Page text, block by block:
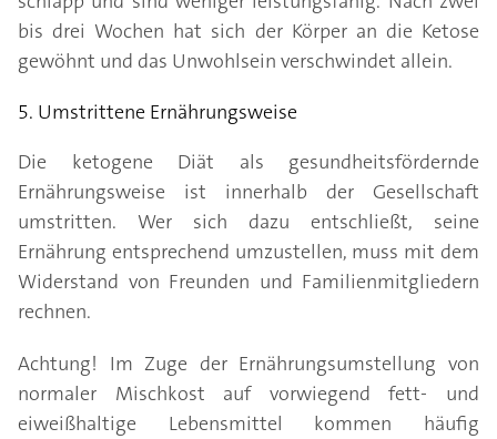
bis drei Wochen hat sich der Körper an die Ketose
gewöhnt und das Unwohlsein verschwindet allein.
5. Umstrittene Ernährungsweise
Die ketogene Diät als gesundheitsfördernde
Ernährungsweise ist innerhalb der Gesellschaft
umstritten. Wer sich dazu entschließt, seine
Ernährung entsprechend umzustellen, muss mit dem
Widerstand von Freunden und Familienmitgliedern
rechnen.
Achtung! Im Zuge der Ernährungsumstellung von
normaler Mischkost auf vorwiegend fett- und
eiweißhaltige Lebensmittel kommen häufig